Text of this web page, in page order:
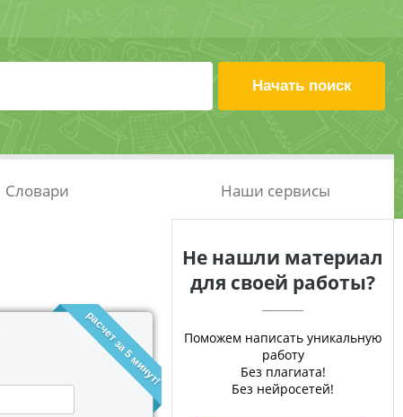
Словари Наши сервисы
расчет за 5 минут!
Не нашли материал
для своей работы?
Поможем написать уникальную
работу
Без плагиата!
Без нейросетей!